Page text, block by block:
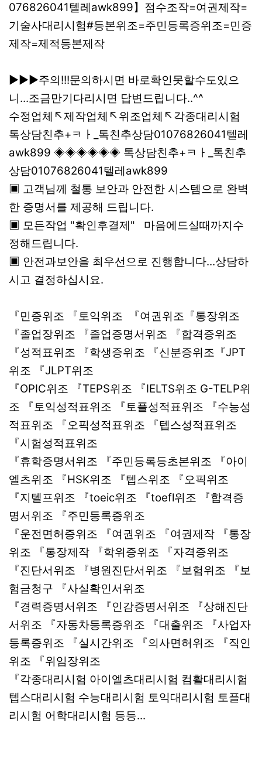
076826041텔레awk899】점수조작=여권제작=
기술사대리시험#등본위조=주민등록증위조=민증
제작=제적등본제작
▶▶▶주의!!!문의하시면 바로확인못할수도있으
니...조금만기다리시면 답변드립니다..^^
수정업체↖제작업체↖위조업체↖각종대리시험
톡상담친추+ㅋㅏ_톡친추상담01076826041텔레
awk899 ◈◈◈◈◈◈ 톡상담친추+ㅋㅏ_톡친추
상담01076826041텔레awk899
▣ 고객님께 철통 보안과 안전한 시스템으로 완벽
한 증명서를 제공해 드립니다.
▣ 모든작업 "확인후결제" 마음에드실때까지수
정해드립니다.
▣ 안전과보안을 최우선으로 진행합니다...상담하
시고 결정하십시요.
『민증위조 『토익위조 『여권위조『통장위조
『졸업장위조 『졸업증명서위조 『합격증위조
『성적표위조 『학생증위조 『신분증위조『JPT
위조 『JLPT위조
『OPIC위조 『TEPS위조 『IELTS위조 G-TELP위
조 『토익성적표위조 『토플성적표위조 『수능성
적표위조 『오픽성적표위조 『텝스성적표위조
『시험성적표위조
『휴학증명서위조 『주민등록등초본위조 『아이
엘츠위조 『HSK위조 『텝스위조 『오픽위조
『지텔프위조 『toeic위조 『toefl위조 『합격증
명서위조 『주민등록증위조
『운전면허증위조 『여권위조 『여권제작 『통장
위조 『통장제작 『학위증위조 『자격증위조
『진단서위조 『병원진단서위조 『보험위조 『보
험금청구 『사실확인서위조
『경력증명서위조 『인감증명서위조 『상해진단
서위조 『자동차등록증위조 『대출위조 『사업자
등록증위조 『실시간위조 『의사면허위조 『직인
위조 『위임장위조
『각종대리시험 아이엘츠대리시험 컴활대리시험
텝스대리시험 수능대리시험 토익대리시험 토플대
리시험 어학대리시험 등등...